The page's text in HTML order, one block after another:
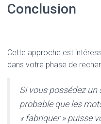
Conclusion
Cette approche est
dans votre phase de
Si vous possédez un
probable que les
« fabriquer » puisse